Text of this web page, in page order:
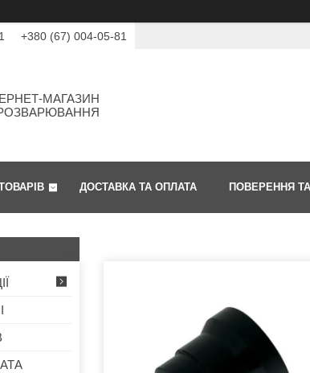
+380 (67) 004-05-81
МАГАЗИН
ДОСТАВКА ТА ОПЛАТА ПОВЕРЕННЯ